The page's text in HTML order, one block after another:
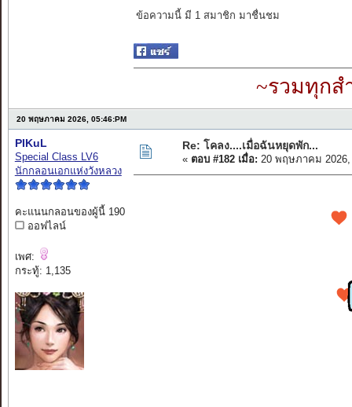
ข้อความนี้ มี 1 สมาชิก มาชื่นชม
~รวมทุกส
20 พฤษภาคม 2026, 05:46:PM
PIKuL
Special Class LV6
นักกลอนเอกแห่งวังหลวง
คะแนนกลอนของผู้นี้ 190
ออฟไลน์
เพศ:
กระทู้: 1,135
Re: โคลง....เมื่อฉันหยุดพัก...
« ตอบ #182 เมื่อ: 20 พฤษภาคม 2026,